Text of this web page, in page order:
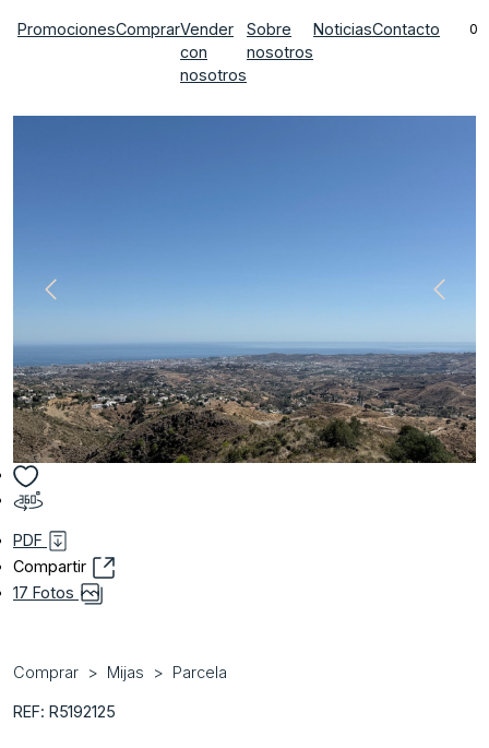
PromocionesComprarVender
con
nosotros
Sobre
nosotros
NoticiasContacto 0
PDF
Compartir
17 Fotos
Comprar Mijas Parcela
REF: R5192125